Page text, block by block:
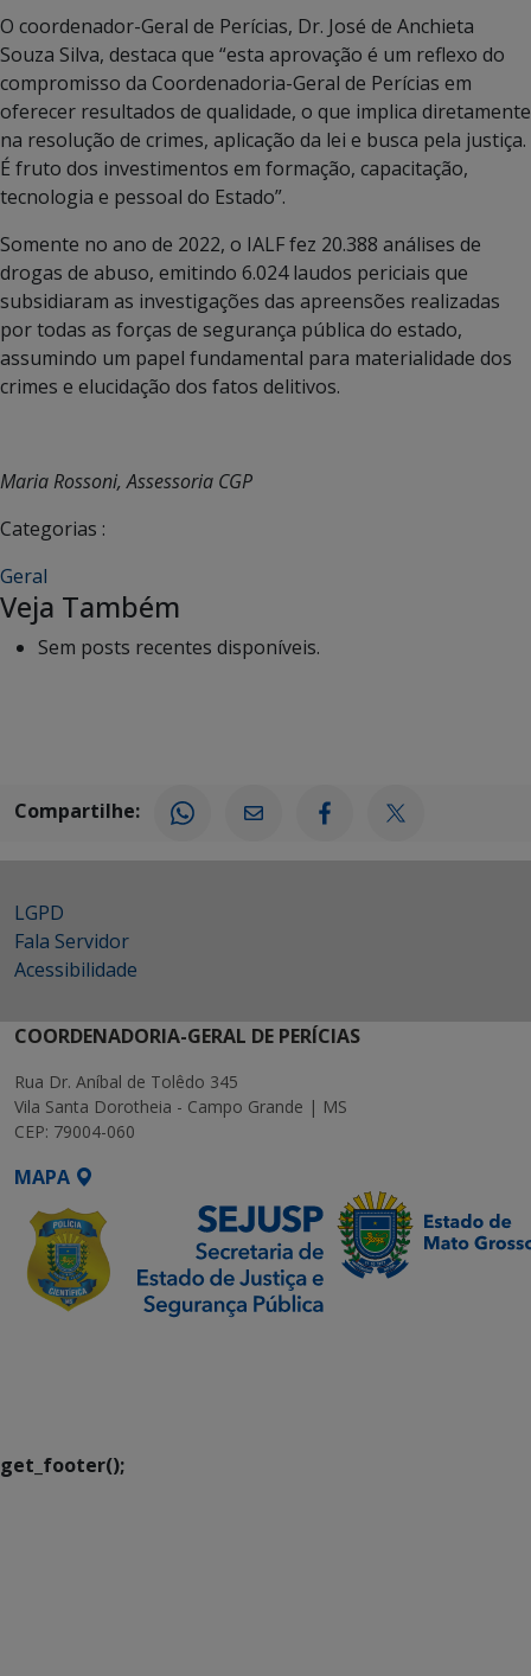
O coordenador-Geral de Perícias, Dr. José de Anchieta
Souza Silva, destaca que “esta aprovação é um reflexo do
compromisso da Coordenadoria-Geral de Perícias em
oferecer resultados de qualidade, o que implica diretamente
na resolução de crimes, aplicação da lei e busca pela justiça.
É fruto dos investimentos em formação, capacitação,
tecnologia e pessoal do Estado”.
Somente no ano de 2022, o IALF fez 20.388 análises de
drogas de abuso, emitindo 6.024 laudos periciais que
subsidiaram as investigações das apreensões realizadas
por todas as forças de segurança pública do estado,
assumindo um papel fundamental para materialidade dos
crimes e elucidação dos fatos delitivos.
Maria Rossoni, Assessoria CGP
Categorias :
Geral
Veja Também
Sem posts recentes disponíveis.
Compartilhe:
LGPD
Fala Servidor
Acessibilidade
COORDENADORIA-GERAL DE PERÍCIAS
Rua Dr. Aníbal de Tolêdo 345
Vila Santa Dorotheia - Campo Grande | MS
CEP: 79004-060
MAPA
get_footer();